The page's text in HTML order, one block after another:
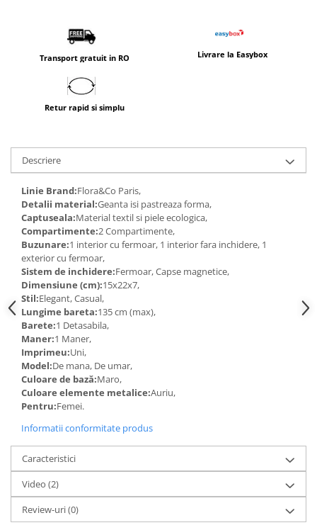
Transport gratuit in RO Livrare la Easybox
Retur rapid si simplu
Descriere
Linie Brand:Flora&Co Paris,
Detalii material:Geanta isi pastreaza forma,
Captuseala:Material textil si piele ecologica,
Compartimente:2 Compartimente,
Buzunare:1 interior cu fermoar, 1 interior fara inchidere, 1
exterior cu fermoar,
Sistem de inchidere:Fermoar, Capse magnetice,
Dimensiune (cm):15x22x7,
Stil:Elegant, Casual,
Lungime bareta:135 cm (max),
Barete:1 Detasabila,
Maner:1 Maner,
Imprimeu:Uni,
Model:De mana, De umar,
Culoare de bază:Maro,
Culoare elemente metalice:Auriu,
Pentru:Femei.
Informatii conformitate produs
Caracteristici
Video (2)
Review-uri(0)